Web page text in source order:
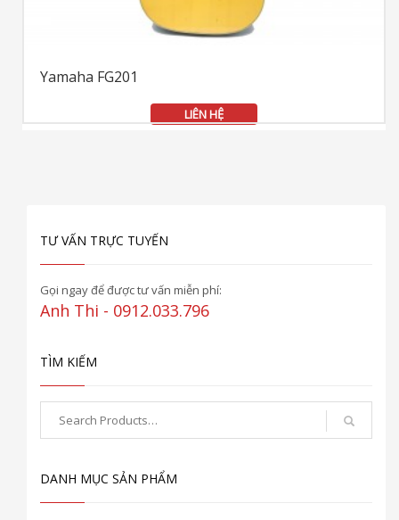
Yamaha FG201
LIÊN HỆ
TƯ VẤN TRỰC TUYẾN
Gọi ngay để được tư vấn miễn phí:
Anh Thi - 0912.033.796
TÌM KIẾM
DANH MỤC SẢN PHẨM